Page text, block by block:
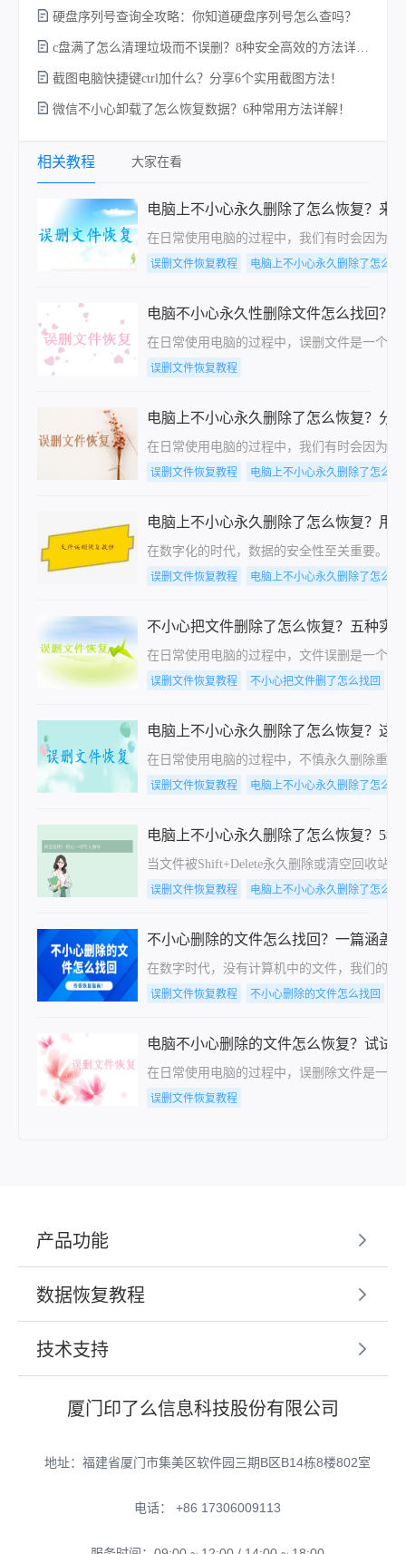
硬盘序列号查询全攻略：你知道硬盘序列号怎么查吗？
c盘满了怎么清理垃圾而不误删？8种安全高效的方法详解+误删恢复指南！
截图电脑快捷键ctrl加什么？分享6个实用截图方法！
微信不小心卸载了怎么恢复数据？6种常用方法详解！
相关教程 大家在看
电脑上不小心永久删除了怎么恢复？来
在日常使用电脑的过程中，我们有时会因为
误删文件恢复教程 电脑上不小心永久删除了怎么恢
电脑不小心永久性删除文件怎么找回？
在日常使用电脑的过程中，误删文件是一个
误删文件恢复教程
电脑上不小心永久删除了怎么恢复？分
在日常使用电脑的过程中，我们有时会因为
误删文件恢复教程 电脑上不小心永久删除了怎么恢
电脑上不小心永久删除了怎么恢复？用
在数字化的时代，数据的安全性至关重要。
误删文件恢复教程 电脑上不小心永久删除了怎么恢
不小心把文件删除了怎么恢复？五种实
在日常使用电脑的过程中，文件误删是一个
误删文件恢复教程 不小心把文件删了怎么找回
电脑上不小心永久删除了怎么恢复？这
在日常使用电脑的过程中，不慎永久删除重
误删文件恢复教程 电脑上不小心永久删除了怎么恢
电脑上不小心永久删除了怎么恢复？5
当文件被Shift+Delete永久删除或清空回收站
误删文件恢复教程 电脑上不小心永久删除了怎么恢
不小心删除的文件怎么找回？一篇涵盖
在数字时代，没有计算机中的文件，我们的
误删文件恢复教程 不小心删除的文件怎么找回
电脑不小心删除的文件怎么恢复？试试
在日常使用电脑的过程中，误删除文件是一
误删文件恢复教程
产品功能
数据恢复教程
技术支持
厦门印了么信息科技股份有限公司
地址：福建省厦门市集美区软件园三期B区B14栋8楼802室
电话： +86 17306009113